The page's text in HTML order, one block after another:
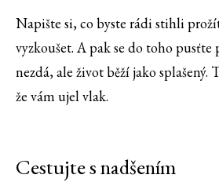
Napište si, co byste rádi stihli
vyzkoušet. A pak se do toho pusťte
nezdá, ale život běží jako splašený.
že vám ujel vlak.
Cestujte s nadšením